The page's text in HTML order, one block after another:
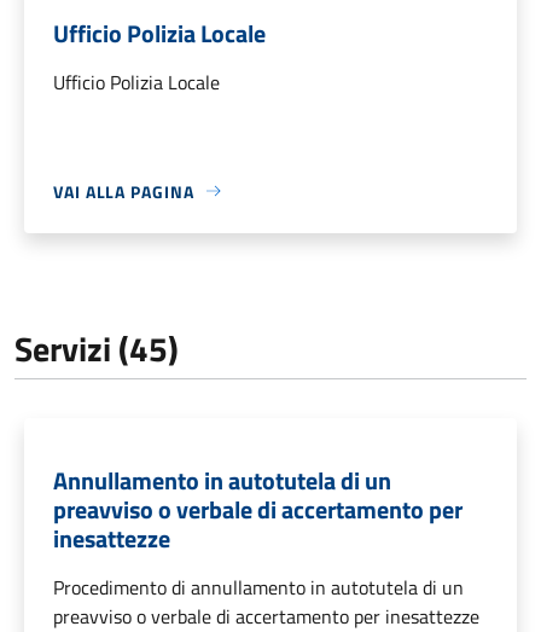
Ufficio Polizia Locale
Ufficio Polizia Locale
VAI ALLA PAGINA
Servizi (45)
Annullamento in autotutela di un
preavviso o verbale di accertamento per
inesattezze
Procedimento di annullamento in autotutela di un
preavviso o verbale di accertamento per inesattezze